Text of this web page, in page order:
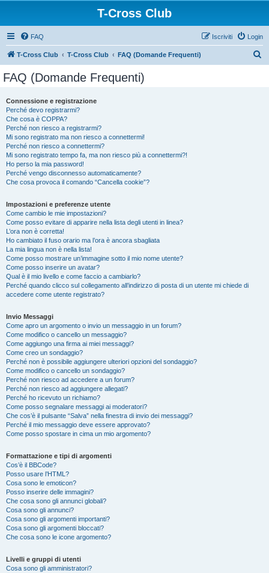
T-Cross Club
FAQ Login
Iscriviti
T-Cross Club T-Cross Club FAQ (Domande Frequenti)
FAQ (Domande Frequenti)
Connessione e registrazione
Perché devo registrarmi?
Che cosa è COPPA?
Perché non riesco a registrarmi?
Mi sono registrato ma non riesco a connettermi!
Perché non riesco a connettermi?
Mi sono registrato tempo fa, ma non riesco più a connettermi?!
Ho perso la mia password!
Perché vengo disconnesso automaticamente?
Che cosa provoca il comando “Cancella cookie”?
Impostazioni e preferenze utente
Come cambio le mie impostazioni?
Come posso evitare di apparire nella lista degli utenti in linea?
L’ora non è corretta!
Ho cambiato il fuso orario ma l’ora è ancora sbagliata
La mia lingua non è nella lista!
Come posso mostrare un’immagine sotto il mio nome utente?
Come posso inserire un avatar?
Qual è il mio livello e come faccio a cambiarlo?
Perché quando clicco sul collegamento all’indirizzo di posta di un utente mi chiede di
accedere come utente registrato?
Invio Messaggi
Come apro un argomento o invio un messaggio in un forum?
Come modifico o cancello un messaggio?
Come aggiungo una firma ai miei messaggi?
Come creo un sondaggio?
Perché non è possibile aggiungere ulteriori opzioni del sondaggio?
Come modifico o cancello un sondaggio?
Perché non riesco ad accedere a un forum?
Perché non riesco ad aggiungere allegati?
Perché ho ricevuto un richiamo?
Come posso segnalare messaggi ai moderatori?
Che cos’è il pulsante “Salva” nella finestra di invio dei messaggi?
Perché il mio messaggio deve essere approvato?
Come posso spostare in cima un mio argomento?
Formattazione e tipi di argomenti
Cos’è il BBCode?
Posso usare l’HTML?
Cosa sono le emoticon?
Posso inserire delle immagini?
Che cosa sono gli annunci globali?
Cosa sono gli annunci?
Cosa sono gli argomenti importanti?
Cosa sono gli argomenti bloccati?
Che cosa sono le icone argomento?
Livelli e gruppi di utenti
Cosa sono gli amministratori?